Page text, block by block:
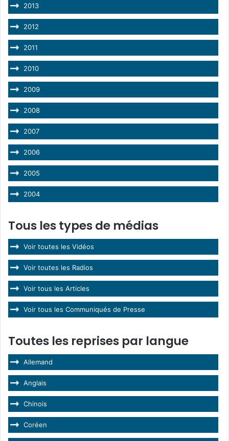
2013
2012
2011
2010
2009
2008
2007
2006
2005
2004
Tous les types de médias
Voir toutes les Vidéos
Voir toutes les Radios
Voir tous les Articles
Voir tous les Communiqués de Presse
Toutes les reprises par langue
Allemand
Anglais
Chinois
Coréen